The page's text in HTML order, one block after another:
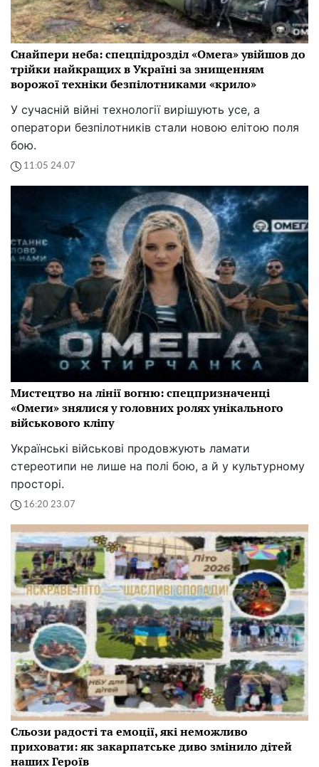
Снайпери неба: спецпідрозділ «Омега» увійшов до
трійки найкращих в Україні за знищенням
ворожої техніки безпілотниками «крило»
У сучасній війні технології вирішують усе, а
оператори безпілотників стали новою елітою поля
бою.
11:05 24.07
Мистецтво на лінії вогню: спецпризначенці
«Омеги» знялися у головних ролях унікального
військового кліпу
Українські військові продовжують ламати
стереотипи не лише на полі бою, а й у культурному
просторі.
16:20 23.07
Сльози радості та емоції, які неможливо
приховати: як закарпатське диво змінило дітей
наших Героїв